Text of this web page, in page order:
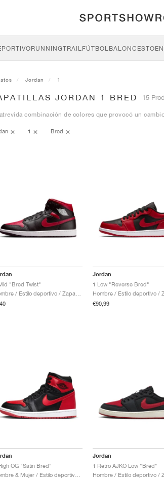
RUNNINGTRAILFÚTBOLBALONCESTO
Jordan 1
JORDAN 1 BRED 15
combinación de colores que provocó un
1 Bred
"Bred Twist"
Jordan
1 Low "Reverse Bred"
€90,99
OG "Satin Bred"
Jordan
1 Retro AJKO Low "Bred"